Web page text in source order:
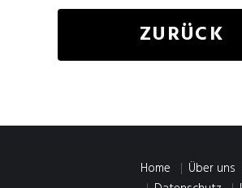
ZURÜCK
Home Über uns